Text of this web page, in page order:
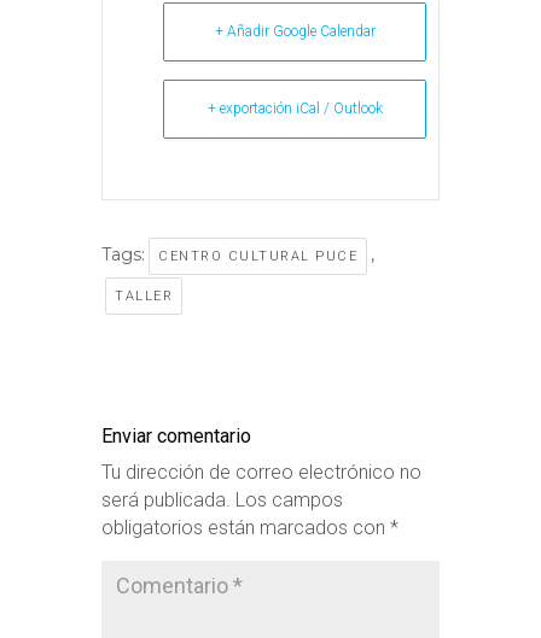
+ Añadir Google Calendar
+ exportación iCal / Outlook
Tags: CENTRO CULTURAL PUCE ,
TALLER
Enviar comentario
Tu dirección de correo electrónico no
será publicada. Los campos
obligatorios están marcados con *